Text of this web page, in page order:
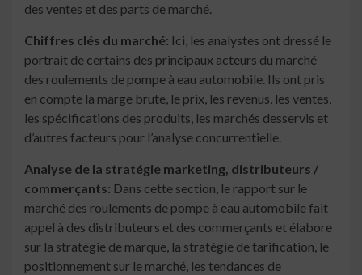
des ventes et des parts de marché.
Chiffres clés du marché: Ici, les analystes ont dressé le
portrait de certains des principaux acteurs du marché
des roulements de pompe à eau automobile. Ils ont pris
en compte la marge brute, le prix, les revenus, les ventes,
les spécifications des produits, les marchés desservis et
d’autres facteurs pour l’analyse concurrentielle.
Analyse de la stratégie marketing, distributeurs /
commerçants: Dans cette section, le rapport sur le
marché des roulements de pompe à eau automobile fait
appel à des distributeurs et des commerçants et élabore
sur la stratégie de marque, la stratégie de tarification, le
positionnement sur le marché, les tendances de